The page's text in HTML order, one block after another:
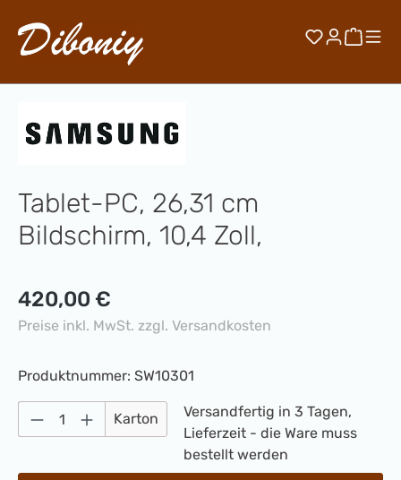
Zum Hauptinhalt springen
Du hast 0
Tablet-PC, 26,31 cm
Bildschirm, 10,4 Zoll,
Regulärer Preis:
420,00 €
Preise inkl. MwSt. zzgl. Versandkosten
Produktnummer: SW10301
Produkt Anzahl: Gib den gewünschten
Karton
Versandfertig in 3 Tagen,
Lieferzeit - die Ware muss
bestellt werden